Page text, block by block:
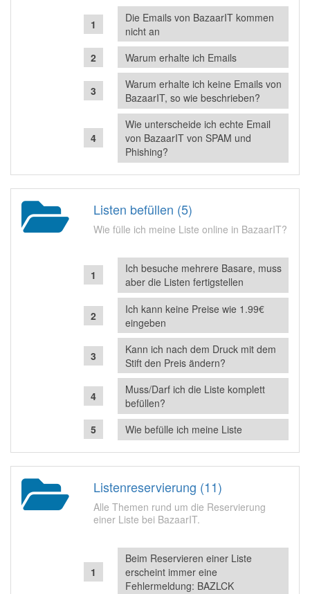
Die Emails von BazaarIT kommen
nicht an
Warum erhalte ich Emails
Warum erhalte ich keine Emails von
BazaarIT, so wie beschrieben?
Wie unterscheide ich echte Email
von BazaarIT von SPAM und
Phishing?
Listen befüllen (5)
Wie fülle ich meine Liste online in BazaarIT?
Ich besuche mehrere Basare, muss
aber die Listen fertigstellen
Ich kann keine Preise wie 1.99€
eingeben
Kann ich nach dem Druck mit dem
Stift den Preis ändern?
Muss/Darf ich die Liste komplett
befüllen?
Wie befülle ich meine Liste
Listenreservierung (11)
Alle Themen rund um die Reservierung
einer Liste bei BazaarIT.
Beim Reservieren einer Liste
erscheint immer eine
Fehlermeldung: BAZLCK